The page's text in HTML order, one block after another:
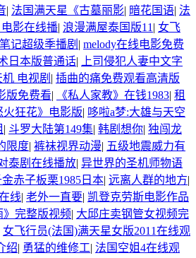
| 法国满天星《古墓丽影| 暗花国语| 法
影在线播| 浪漫满屋泰国版11 | 女飞
记超级季播剧 | melody在线电影免费
日本版普通话|
上司侵犯人妻中文字
电视剧 | 插曲的痛免费观看高清版
版免费看| 《私人家教》在钱1983| 租
火狂花》电影版| 哆啦a梦:大雄与天空
| 斗罗大陆第149集| 韩剧想你| 独闯龙
限度| 裤袜视界动漫| 五级地震威力有
泰剧在线播放| 异世界的圣机师物语
赤子板栗1985日本| 远离人群的地方|
线| 老外一直要| 凯登克劳斯电影作品
》完整版视频| 大邱庄卖钢管女视频完
女飞行员(法国)满天星女版2011在线观
绍| 勇猛的维修工| 法国空姐4在线观